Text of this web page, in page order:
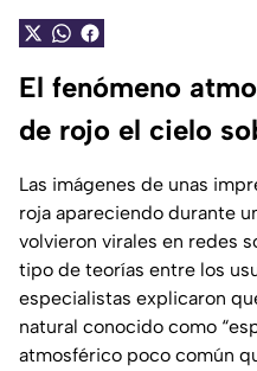
El fenómeno
de rojo el cielo
Las imágenes de unas
roja apareciendo durante
volvieron virales en redes
tipo de teorías entre los
especialistas explicaron
natural conocido como
atmosférico poco común